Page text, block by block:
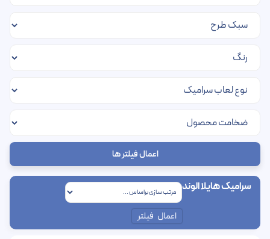
اعمال فیلتر ها
سرامیک هایلا الوند
اعمال فیلتر